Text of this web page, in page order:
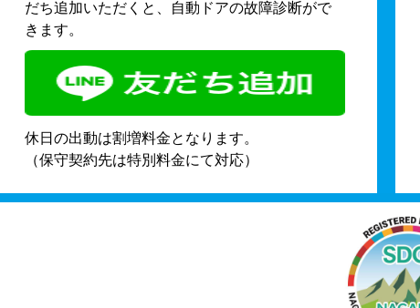
だち追加いただくと、自動ドアの故障診断がで
きます。
休日の出動は割増料金となります。
（保守契約先は特別料金にて対応）